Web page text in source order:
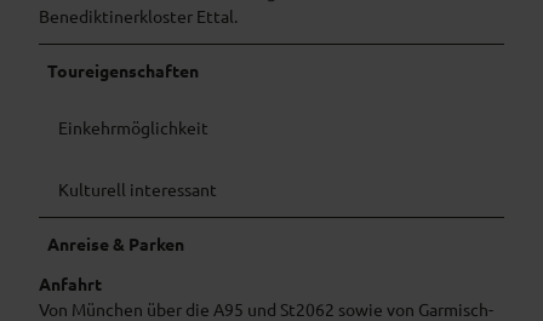
Benediktinerkloster Ettal.
Toureigenschaften
Einkehrmöglichkeit
Kulturell interessant
Anreise & Parken
Anfahrt
Von München über die A95 und St2062 sowie von Garmisch-